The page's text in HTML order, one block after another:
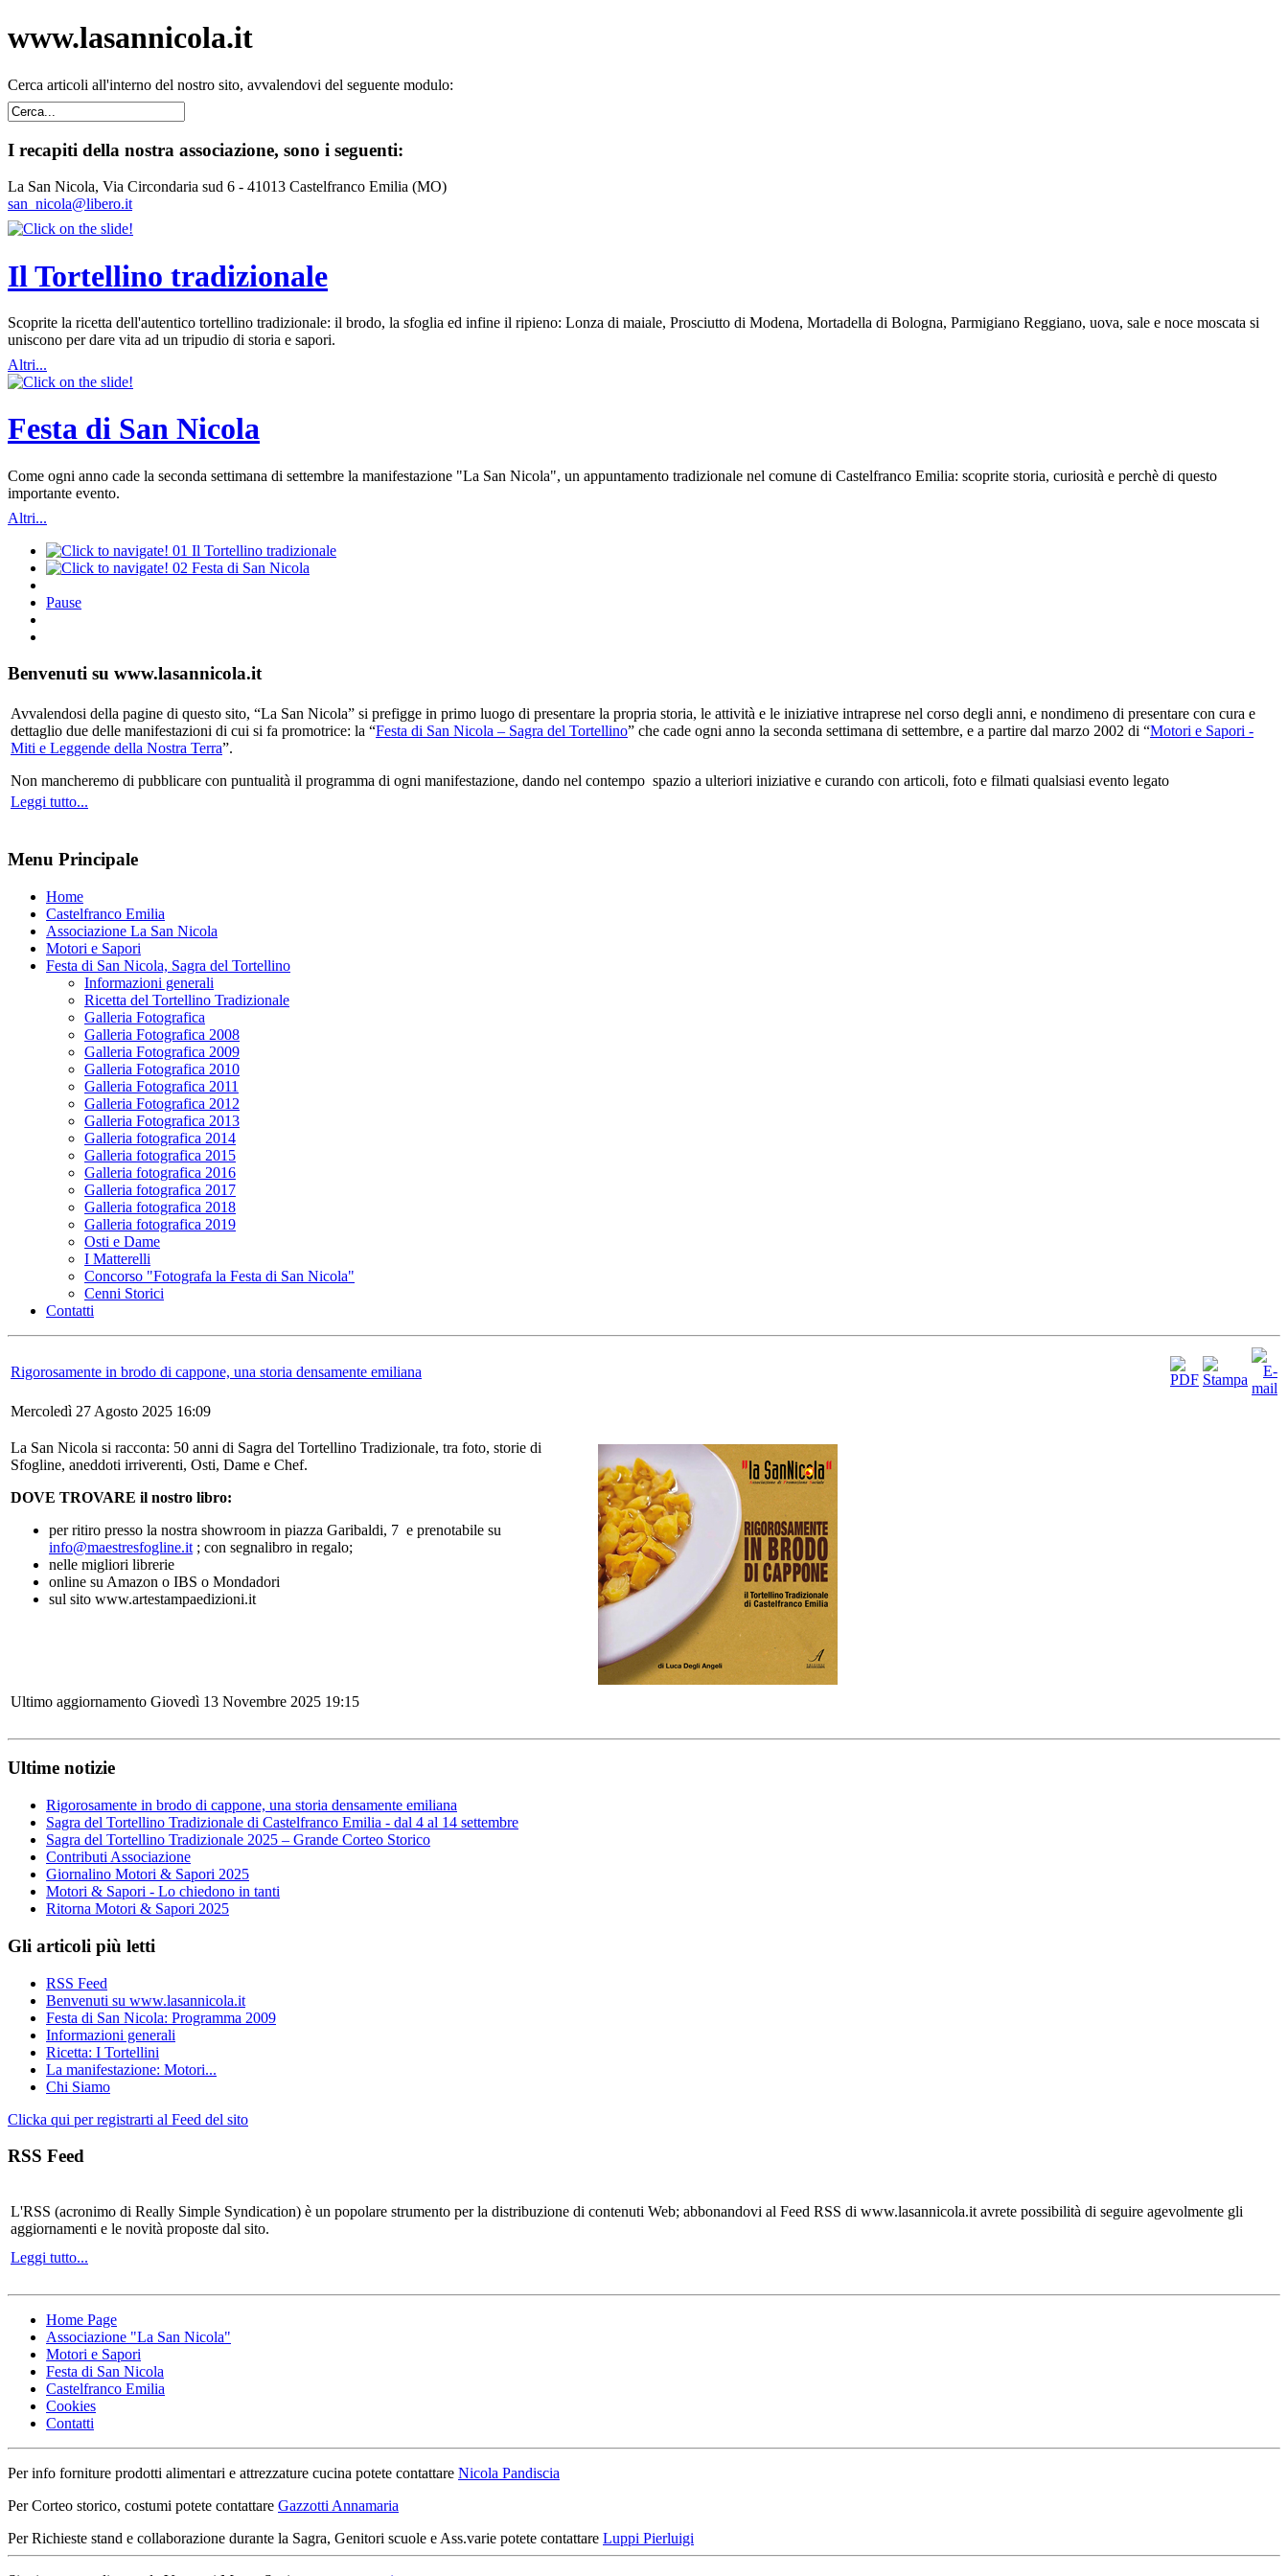
www.lasannicola.it
Cerca articoli all'interno del nostro sito, avvalendovi del seguente modulo:
I recapiti della nostra associazione, sono i seguenti:
La San Nicola, Via Circondaria sud 6 - 41013 Castelfranco Emilia (MO)
san_nicola@libero.it
Il Tortellino tradizionale
Scoprite la ricetta dell'autentico tortellino tradizionale: il brodo, la sfoglia ed infine il ripieno: Lonza di maiale, Prosciutto di Modena, Mortadella di Bologna, Parmigiano Reggiano, uova, sale e noce moscata si
uniscono per dare vita ad un tripudio di storia e sapori.
Altri...
Festa di San Nicola
Come ogni anno cade la seconda settimana di settembre la manifestazione "La San Nicola", un appuntamento tradizionale nel comune di Castelfranco Emilia: scoprite storia, curiosità e perchè di questo
importante evento.
Altri...
01 Il Tortellino tradizionale
02 Festa di San Nicola
Pause
Benvenuti su www.lasannicola.it
Avvalendosi della pagine di questo sito, “La San Nicola” si prefigge in primo luogo di presentare la propria storia, le attività e le iniziative intraprese nel corso degli anni, e nondimeno di presentare con cura e
dettaglio due delle manifestazioni di cui si fa promotrice: la “Festa di San Nicola – Sagra del Tortellino” che cade ogni anno la seconda settimana di settembre, e a partire dal marzo 2002 di “Motori e Sapori -
Miti e Leggende della Nostra Terra”.
Non mancheremo di pubblicare con puntualità il programma di ogni manifestazione, dando nel contempo spazio a ulteriori iniziative e curando con articoli, foto e filmati qualsiasi evento legato
Leggi tutto...
Menu Principale
Home
Castelfranco Emilia
Associazione La San Nicola
Motori e Sapori
Festa di San Nicola, Sagra del Tortellino
Informazioni generali
Ricetta del Tortellino Tradizionale
Galleria Fotografica
Galleria Fotografica 2008
Galleria Fotografica 2009
Galleria Fotografica 2010
Galleria Fotografica 2011
Galleria Fotografica 2012
Galleria Fotografica 2013
Galleria fotografica 2014
Galleria fotografica 2015
Galleria fotografica 2016
Galleria fotografica 2017
Galleria fotografica 2018
Galleria fotografica 2019
Osti e Dame
I Matterelli
Concorso "Fotografa la Festa di San Nicola"
Cenni Storici
Contatti
Rigorosamente in brodo di cappone, una storia densamente emiliana
Mercoledì 27 Agosto 2025 16:09
La San Nicola si racconta: 50 anni di Sagra del Tortellino Tradizionale, tra foto, storie di
Sfogline, aneddoti irriverenti, Osti, Dame e Chef.
DOVE TROVARE il nostro libro:
per ritiro presso la nostra showroom in piazza Garibaldi, 7 e prenotabile su
info@maestresfogline.it ; con segnalibro in regalo;
nelle migliori librerie
online su Amazon o IBS o Mondadori
sul sito www.artestampaedizioni.it
Ultimo aggiornamento Giovedì 13 Novembre 2025 19:15
Ultime notizie
Rigorosamente in brodo di cappone, una storia densamente emiliana
Sagra del Tortellino Tradizionale di Castelfranco Emilia - dal 4 al 14 settembre
Sagra del Tortellino Tradizionale 2025 – Grande Corteo Storico
Contributi Associazione
Giornalino Motori & Sapori 2025
Motori & Sapori - Lo chiedono in tanti
Ritorna Motori & Sapori 2025
Gli articoli più letti
RSS Feed
Benvenuti su www.lasannicola.it
Festa di San Nicola: Programma 2009
Informazioni generali
Ricetta: I Tortellini
La manifestazione: Motori...
Chi Siamo
Clicka qui per registrarti al Feed del sito
RSS Feed
L'RSS (acronimo di Really Simple Syndication) è un popolare strumento per la distribuzione di contenuti Web; abbonandovi al Feed RSS di www.lasannicola.it avrete possibilità di seguire agevolmente gli
aggiornamenti e le novità proposte dal sito.
Leggi tutto...
Home Page
Associazione "La San Nicola"
Motori e Sapori
Festa di San Nicola
Castelfranco Emilia
Cookies
Contatti
Per info forniture prodotti alimentari e attrezzature cucina potete contattare Nicola Pandiscia
Per Corteo storico, costumi potete contattare Gazzotti Annamaria
Per Richieste stand e collaborazione durante la Sagra, Genitori scuole e Ass.varie potete contattare Luppi Pierluigi